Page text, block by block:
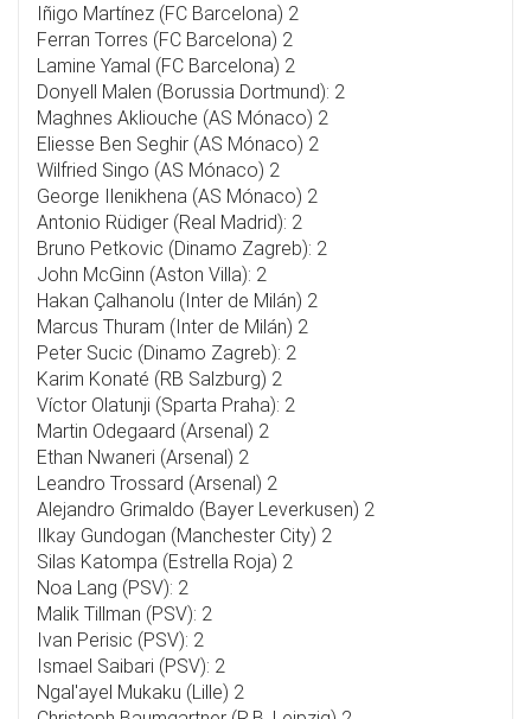
Iñigo Martínez (FC Barcelona) 2
Ferran Torres (FC Barcelona) 2
Lamine Yamal (FC Barcelona) 2
Donyell Malen (Borussia Dortmund): 2
Maghnes Akliouche (AS Mónaco) 2
Eliesse Ben Seghir (AS Mónaco) 2
Wilfried Singo (AS Mónaco) 2
George Ilenikhena (AS Mónaco) 2
Antonio Rüdiger (Real Madrid): 2
Bruno Petkovic (Dinamo Zagreb): 2
John McGinn (Aston Villa): 2
Hakan Çalhanolu (Inter de Milán) 2
Marcus Thuram (Inter de Milán) 2
Peter Sucic (Dinamo Zagreb): 2
Karim Konaté (RB Salzburg) 2
Víctor Olatunji (Sparta Praha): 2
Martin Odegaard (Arsenal) 2
Ethan Nwaneri (Arsenal) 2
Leandro Trossard (Arsenal) 2
Alejandro Grimaldo (Bayer Leverkusen) 2
Ilkay Gundogan (Manchester City) 2
Silas Katompa (Estrella Roja) 2
Noa Lang (PSV): 2
Malik Tillman (PSV): 2
Ivan Perisic (PSV): 2
Ismael Saibari (PSV): 2
Ngal'ayel Mukaku (Lille) 2